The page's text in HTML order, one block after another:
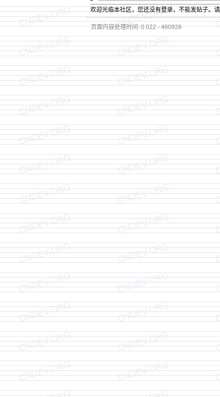
欢迎光临本社区，您还没有登录，不能发贴子。
页面内容处理时间: 0.022 - 460928